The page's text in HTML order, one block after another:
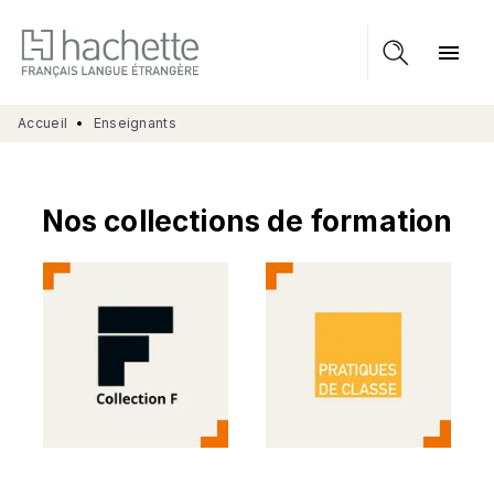
MENU RECHERCHE
CONTENU
PIED DE PAGE
menu
Accueil • Enseignants
Nos collections de formation